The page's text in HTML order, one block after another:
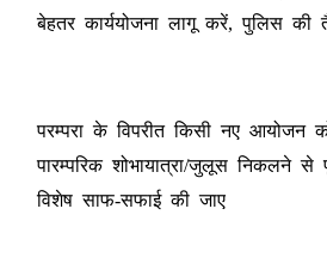
बेहतर कार्ययोजना लागू करें, पुलिस की
परम्परा के विपरीत किसी नए आयोजन
पारम्परिक शोभायात्रा/जुलूस निकलने से
विशेष साफ-सफाई की जाए